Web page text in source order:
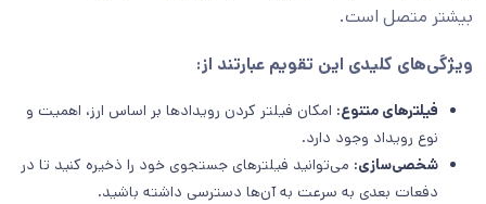
بیشتر متصل است.
ویژگی‌های کلیدی این تقویم عبارتند از:
فیلترهای متنوع: امکان فیلتر کردن رویدادها بر اساس ارز، اهمیت و
نوع رویداد وجود دارد.
شخصی‌سازی: می‌توانید فیلترهای جستجوی خود را ذخیره کنید تا در
دفعات بعدی به سرعت به آن‌ها دسترسی داشته باشید.